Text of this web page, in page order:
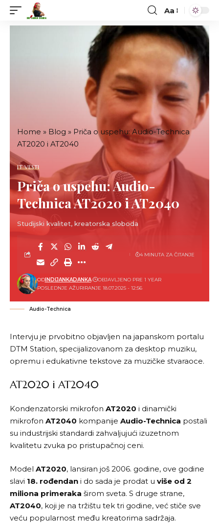
Font
Resizer
Aa
Home » Blog » Priča o uspehu: Audio-Technica
AT2020 i AT2040
IT VESTI
Priča o uspehu: Audio-
Technica AT2020 i AT2040
Studijski kvalitet, kreatorska sloboda
POSLEDNJE AŽURIRANJE 18.07.2025 - 12:56
ODINDIJANKADANKA OBJAVLJENO PRE 1 YEAR
4 MINUTA ZA ČITANJE
Audio-Technica
Intervju je prvobitno objavljen na japanskom portalu
DTM Station, specijalizovanom za desktop muziku,
opremu i edukativne tekstove za muzičke stvaraoce.
AT2020 i AT2040
Kondenzatorski mikrofon AT2020 i dinamički
mikrofon AT2040 kompanije Audio-Technica postali
su industrijski standardi zahvaljujući izuzetnom
kvalitetu zvuka po pristupačnoj ceni.
Model AT2020, lansiran još 2006. godine, ove godine
slavi 18. rođendan i do sada je prodat u više od 2
miliona primeraka širom sveta. S druge strane,
AT2040, koji je na tržištu tek tri godine, već stiče sve
veću popularnost među kreatorima sadržaja.